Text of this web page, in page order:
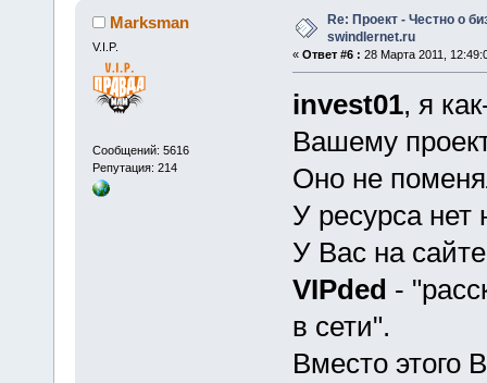
Marksman
V.I.P.
Сообщений: 5616
Репутация: 214
Re: Проект - Честно о
swindlernet.ru
« Ответ #6 : 28 Марта 2011,
invest01, я
Вашему
Оно не
У ресурса нет
У Вас на
VIPded -
в сети".
Вместо этого